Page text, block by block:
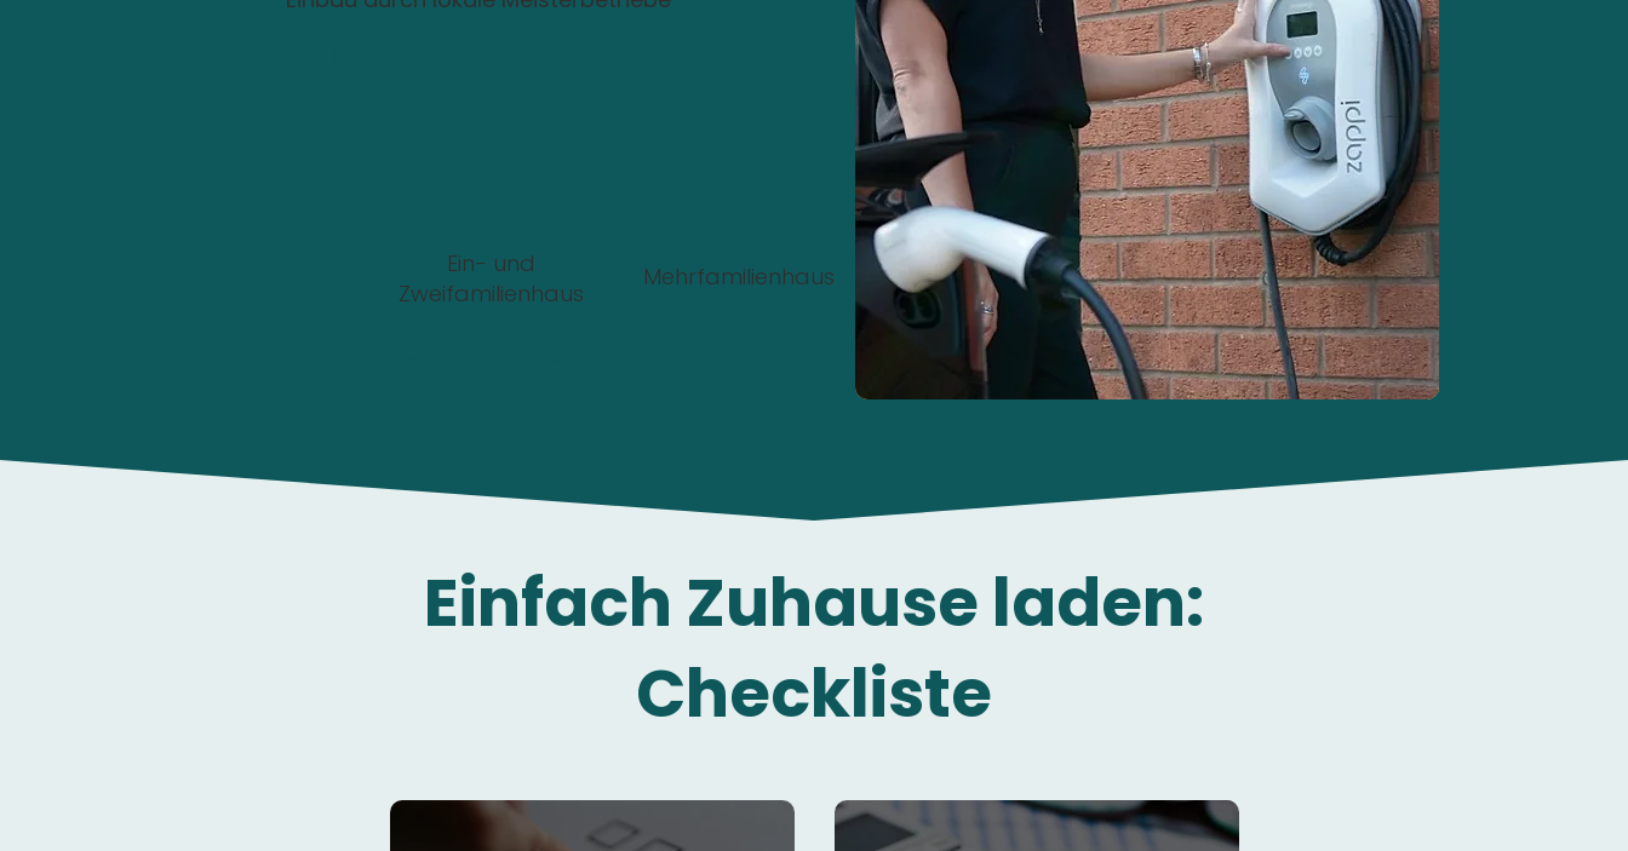
Ein- und
Zweifamilienhaus
Mehrfamilienhaus
Einfach Zuhause laden:
Checkliste